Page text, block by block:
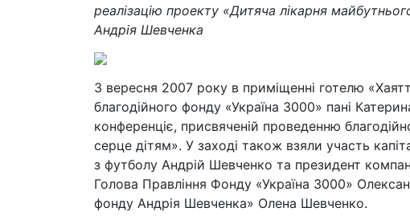
реалізацію проекту «Дитяча лікарня
Андрія Шевченка
3 вересня 2007 року в приміщенні готелю
благодійного фонду «Україна 3000» пані
конференціє, присвяченій проведенню
серце дітям». У заході також взяли участь
з футболу Андрій Шевченко та президент
Голова Правління Фонду «Україна 3000»
фонду Андрія Шевченка» Олена Шевченко.